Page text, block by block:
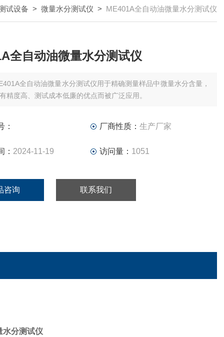
试设备 > 微量水分测试仪 > ME401A全自动油微量水分测试仪
全自动油微量水分测试仪
全自动油微量水分测试仪用于精确测量样品中微量水分含量，
精度高、测试成本低廉的优点而被广泛应用。
： 厂商性质： 生产厂家
： 2024-11-19 访问量： 1051
咨询 联系我们
水分测试仪